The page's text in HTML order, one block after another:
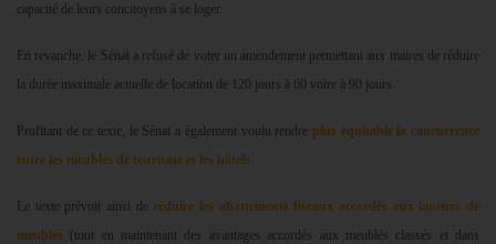
capacité de leurs concitoyens à se loger.
En revanche, le Sénat a refusé de voter un amendement permettant aux maires de réduire
la durée maximale actuelle de location de 120 jours à 60 voire à 90 jours.
Profitant de ce texte, le Sénat a également voulu rendre plus équitable la concurrence
entre les meublés de tourisme et les hôtels.
Le texte prévoit ainsi de réduire les abattements fiscaux accordés aux loueurs de
meublés (tout en maintenant des avantages accordés aux meublés classés et dans